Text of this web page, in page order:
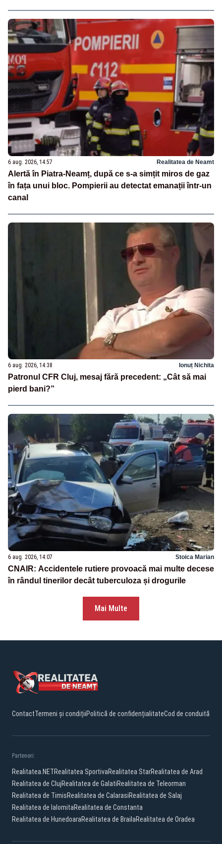
6 aug. 2026, 14:57 Realitatea de Neamt
Alertă în Piatra-Neamț, după ce s-a simțit miros de gaz
în fața unui bloc. Pompierii au detectat emanații într-un
canal
6 aug. 2026, 14:38 Ionuț Nichita
Patronul CFR Cluj, mesaj fără precedent: „Cât să mai
pierd bani?”
6 aug. 2026, 14:07 Stoica Marian
CNAIR: Accidentele rutiere provoacă mai multe decese
în rândul tinerilor decât tuberculoza și drogurile
Mai Multe
ContactTermeni și condițiiPolitică de confidențialitateCod de conduită
Parteneri:
Realitatea.NETRealitatea SportivaRealitatea StarRealitatea de Arad
Realitatea de ClujRealitatea de GalatiRealitatea de Teleorman
Realitatea de TimisRealitatea de CalarasiRealitatea de Salaj
Realitatea de IalomitaRealitatea de Constanta
Realitatea de HunedoaraRealitatea de BrailaRealitatea de Oradea